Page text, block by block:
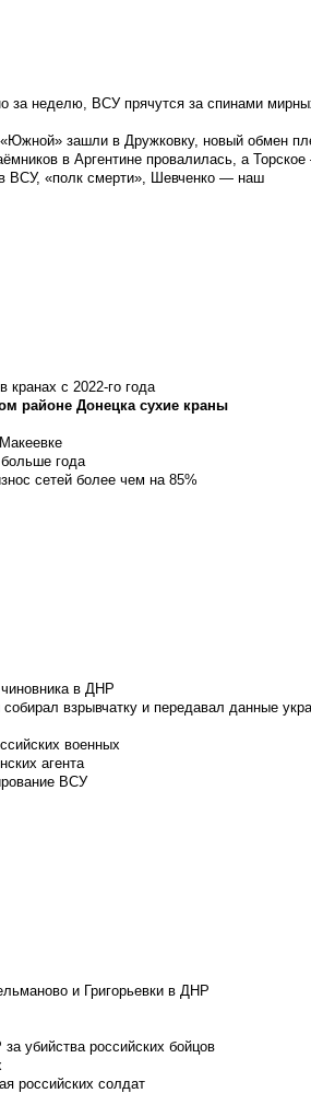
за неделю, ВСУ прячутся за спинами
зашли в Дружковку, новый обмен
в Аргентине провалилась, а
ВСУ, «полк смерти», Шевченко — наш
с 2022-го года
районе Донецка сухие краны
года
сетей более чем на 85%
в ДНР
взрывчатку и передавал данные
военных
агента
ВСУ
и Григорьевки в ДНР
убийства российских бойцов
российских солдат